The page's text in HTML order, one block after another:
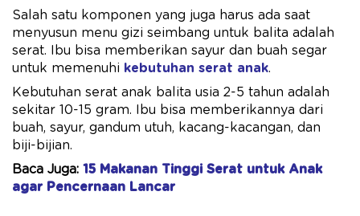
Salah satu komponen yang juga harus ada saat
menyusun menu gizi seimbang untuk balita adalah
serat. Ibu bisa memberikan sayur dan buah segar
untuk memenuhi kebutuhan serat anak.
Kebutuhan serat anak balita usia 2-5 tahun adalah
sekitar 10-15 gram. Ibu bisa memberikannya dari
buah, sayur, gandum utuh, kacang-kacangan, dan
biji-bijian.
Baca Juga: 15 Makanan Tinggi Serat untuk Anak
agar Pencernaan Lancar